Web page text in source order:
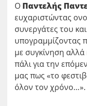
Ο Παντελής
ευχαριστώντας
συνεργάτες του
υπογραμμίζοντας
με συγκίνηση αλλά
πάλι για την
μας πως «το
όλον τον χρόνο…».